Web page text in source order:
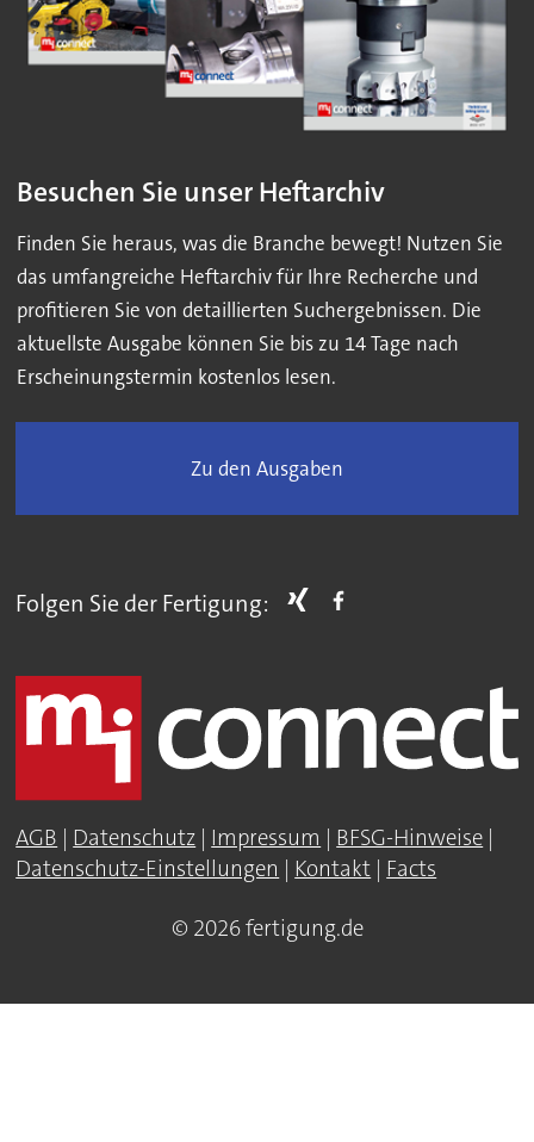
Besuchen Sie unser Heftarchiv
Finden Sie heraus, was die Branche bewegt! Nutzen Sie
das umfangreiche Heftarchiv für Ihre Recherche und
profitieren Sie von detaillierten Suchergebnissen. Die
aktuellste Ausgabe können Sie bis zu 14 Tage nach
Erscheinungstermin kostenlos lesen.
Zu den Ausgaben
Folgen Sie der Fertigung:
AGB | Datenschutz | Impressum | BFSG-Hinweise |
Datenschutz-Einstellungen | Kontakt | Facts
© 2026 fertigung.de